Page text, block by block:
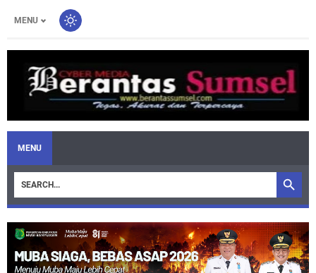
MENU
MENU